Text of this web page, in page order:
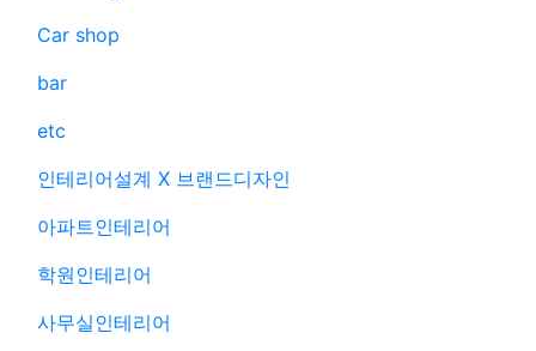
Car shop
bar
etc
인테리어설계 X 브랜드디자인
아파트인테리어
학원인테리어
사무실인테리어